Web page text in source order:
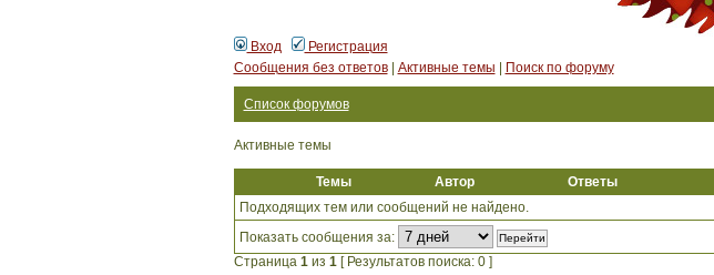
Вход
Регистрация
Сообщения без ответов| Активные темы Поиск по форуму
Список форумов
Активные темы
Темы Автор Ответы
Подходящих тем или сообщений не найдено.
Показать сообщения за:
Страница 1из 1[ Результатов поиска: 0 ]